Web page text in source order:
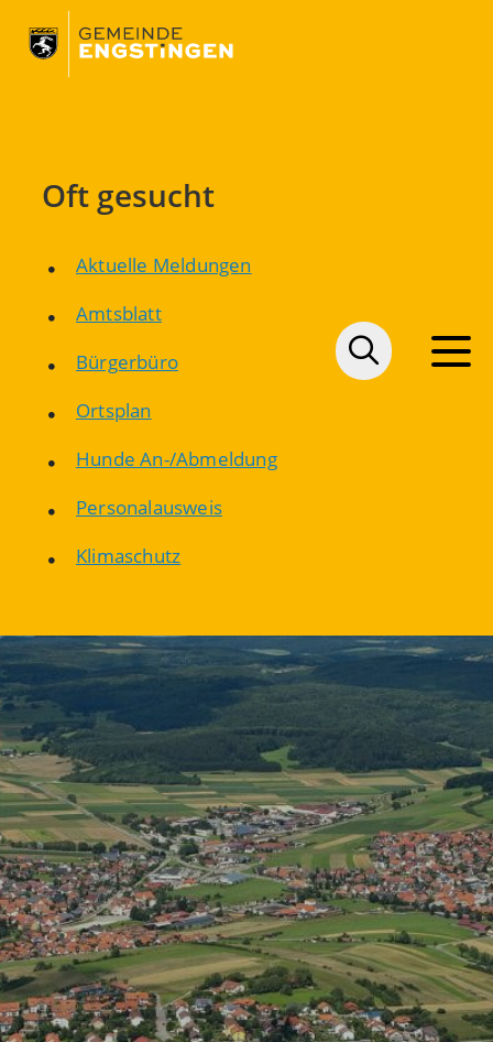
Oft gesucht
Aktuelle Meldungen
Amtsblatt
Bürgerbüro
Ortsplan
Hunde An-/Abmeldung
Personalausweis
Klimaschutz